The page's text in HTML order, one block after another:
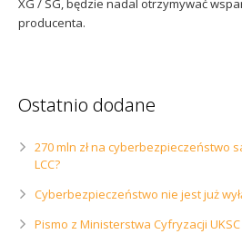
XG / SG, będzie nadal otrzymywać
producenta.
Ostatnio dodane
270 mln zł na cyberbezpieczeństwo
LCC?
Cyberbezpieczeństwo nie jest już
Pismo z Ministerstwa Cyfryzacji UKSC